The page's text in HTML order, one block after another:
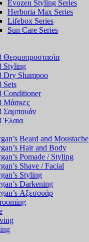
Evozen Styling Series
Herboria Max Series
Lifebox Series
Sun Care Series
Θερμοπροστασία
Styling
Dry Shampoo
Sets
Conditioner
Μάσκες
Σαμπουάν
Έλαια
Beard and Moustache
Hair and Body
Pomade / Styling
Shave / Facial
Styling
Darkening
Αξεσουάρ